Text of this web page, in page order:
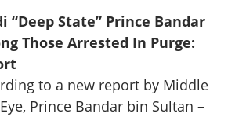
“Deep State” Prince Bandar
Those Arrested In Purge:
to a new report by Middle
Prince Bandar bin Sultan –